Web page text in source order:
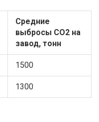
Средние
выбросы СО2 на
завод, тонн
1500
1300